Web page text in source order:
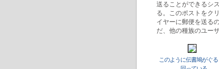
送ることができるシ
る。このポストをク
イヤーに郵便を送る
だ、他の種族のユー
このように伝書鳩がぐ